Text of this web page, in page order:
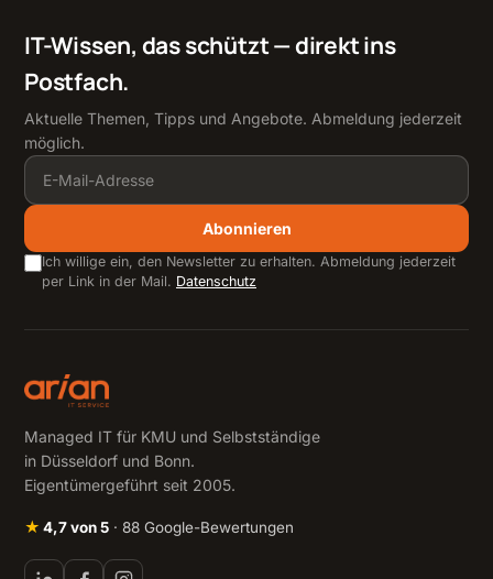
IT-Wissen, das schützt — direkt ins
Postfach.
Aktuelle Themen, Tipps und Angebote. Abmeldung jederzeit
möglich.
Abonnieren
Ich willige ein, den Newsletter zu erhalten. Abmeldung jederzeit
per Link in der Mail. Datenschutz
Managed IT für KMU und Selbstständige
in Düsseldorf und Bonn.
Eigentümergeführt seit 2005.
★ 4,7 von 5· 88 Google-Bewertungen